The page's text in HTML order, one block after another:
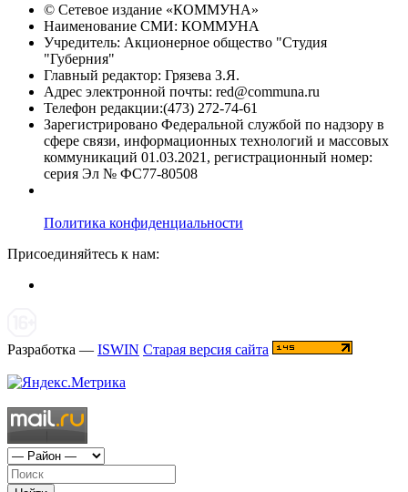
© Сетевое издание «КОММУНА»
Наименование СМИ: КОММУНА
Учредитель: Акционерное общество "Студия
"Губерния"
Главный редактор: Грязева З.Я.
Адрес электронной почты: red@communa.ru
Телефон редакции:(473) 272-74-61
Зарегистрировано Федеральной службой по надзору в
сфере связи, информационных технологий и массовых
коммуникаций 01.03.2021, регистрационный номер:
серия Эл № ФС77-80508
Политика конфиденциальности
Присоединяйтесь к нам:
Разработка — ISWIN Старая версия сайта